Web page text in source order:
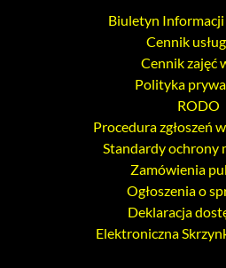
Biuletyn
Cennik
Cennik zajęć
Polityka
RODO
Procedura zgłoszeń
Standardy ochrony
Zamówienia
Ogłoszenia o
Deklaracja
Elektroniczna